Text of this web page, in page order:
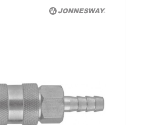
в условиях эксплуатации средней
в гарантийном талоне продавцом
подтверждающим факт
при реализации продукции на